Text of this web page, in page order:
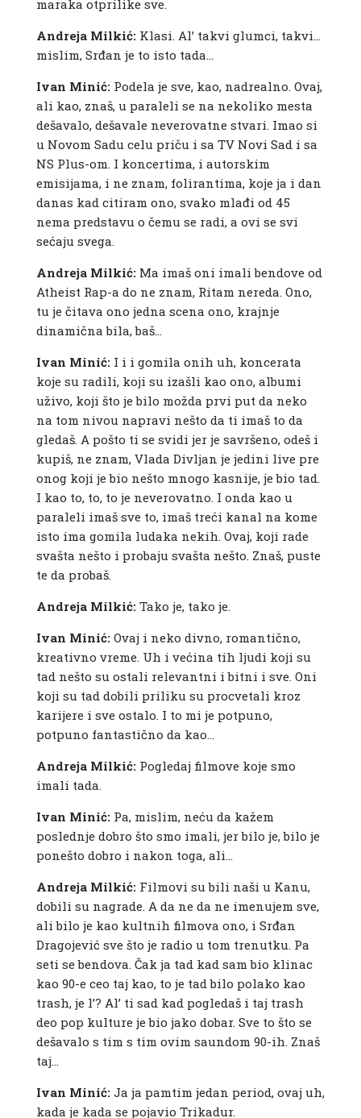
maraka otprilike sve.
Andreja Milkić: Klasi. Al’ takvi glumci, takvi…
mislim, Srđan je to isto tada…
Ivan Minić: Podela je sve, kao, nadrealno. Ovaj,
ali kao, znaš, u paraleli se na nekoliko mesta
dešavalo, dešavale neverovatne stvari. Imao si
u Novom Sadu celu priču i sa TV Novi Sad i sa
NS Plus-om. I koncertima, i autorskim
emisijama, i ne znam, folirantima, koje ja i dan
danas kad citiram ono, svako mlađi od 45
nema predstavu o čemu se radi, a ovi se svi
sećaju svega.
Andreja Milkić: Ma imaš oni imali bendove od
Atheist Rap-a do ne znam, Ritam nereda. Ono,
tu je čitava ono jedna scena ono, krajnje
dinamična bila, baš…
Ivan Minić: I i i gomila onih uh, koncerata
koje su radili, koji su izašli kao ono, albumi
uživo, koji što je bilo možda prvi put da neko
na tom nivou napravi nešto da ti imaš to da
gledaš. A pošto ti se svidi jer je savršeno, odeš i
kupiš, ne znam, Vlada Divljan je jedini live pre
onog koji je bio nešto mnogo kasnije, je bio tad.
I kao to, to, to je neverovatno. I onda kao u
paraleli imaš sve to, imaš treći kanal na kome
isto ima gomila ludaka nekih. Ovaj, koji rade
svašta nešto i probaju svašta nešto. Znaš, puste
te da probaš.
Andreja Milkić: Tako je, tako je.
Ivan Minić: Ovaj i neko divno, romantično,
kreativno vreme. Uh i većina tih ljudi koji su
tad nešto su ostali relevantni i bitni i sve. Oni
koji su tad dobili priliku su procvetali kroz
karijere i sve ostalo. I to mi je potpuno,
potpuno fantastično da kao…
Andreja Milkić: Pogledaj filmove koje smo
imali tada.
Ivan Minić: Pa, mislim, neću da kažem
poslednje dobro što smo imali, jer bilo je, bilo je
ponešto dobro i nakon toga, ali…
Andreja Milkić: Filmovi su bili naši u Kanu,
dobili su nagrade. A da ne da ne imenujem sve,
ali bilo je kao kultnih filmova ono, i Srđan
Dragojević sve što je radio u tom trenutku. Pa
seti se bendova. Čak ja tad kad sam bio klinac
kao 90-e ceo taj kao, to je tad bilo polako kao
trash, je l’? Al’ ti sad kad pogledaš i taj trash
deo pop kulture je bio jako dobar. Sve to što se
dešavalo s tim s tim ovim saundom 90-ih. Znaš
taj…
Ivan Minić: Ja ja pamtim jedan period, ovaj uh,
kada je kada se pojavio Trikadur.